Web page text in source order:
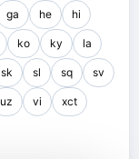
ga he hi
ko ky la
sk sl sq sv
uz vi xct